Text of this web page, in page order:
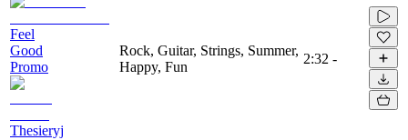
Feel
Good
Promo
Thesieryj
Rock, Guitar, Strings, Summer,
Happy, Fun
2:32 -